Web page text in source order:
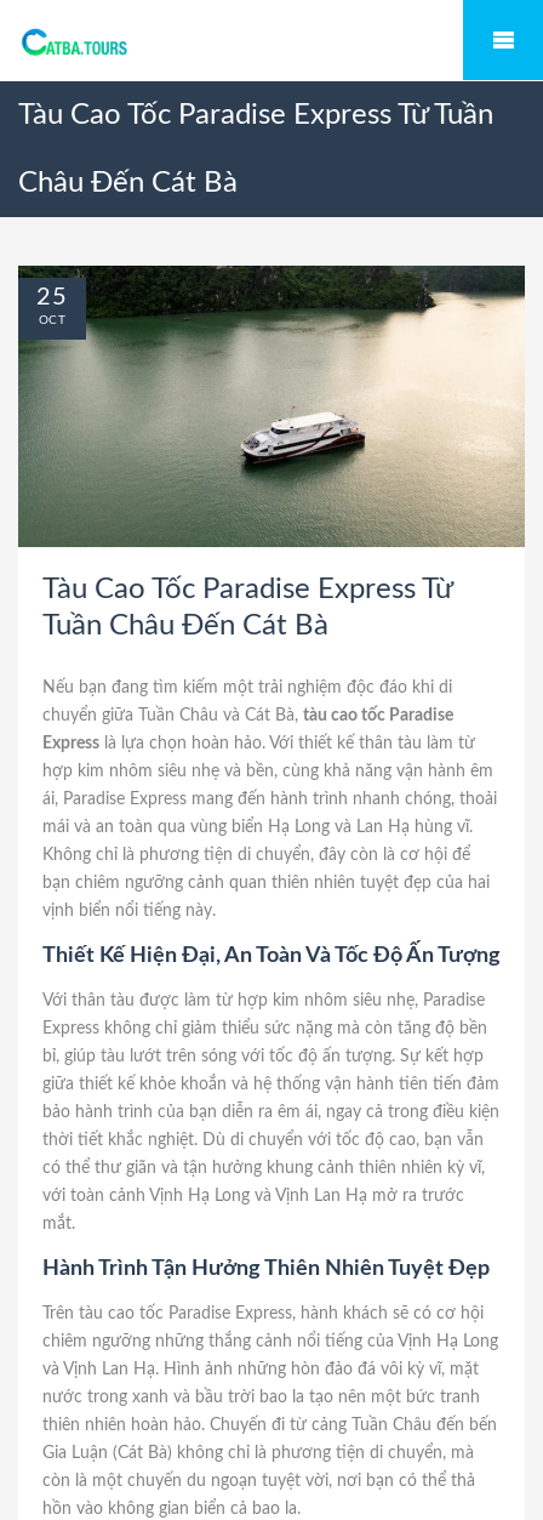
Tàu Cao Tốc Paradise Express Từ Tuần
Châu Đến Cát Bà
Tàu Cao Tốc Paradise Express Từ
Tuần Châu Đến Cát Bà
Nếu bạn đang tìm kiếm một trải nghiệm độc đáo khi di
chuyển giữa Tuần Châu và Cát Bà, tàu cao tốc Paradise
Express là lựa chọn hoàn hảo. Với thiết kế thân tàu làm từ
hợp kim nhôm siêu nhẹ và bền, cùng khả năng vận hành êm
ái, Paradise Express mang đến hành trình nhanh chóng, thoải
mái và an toàn qua vùng biển Hạ Long và Lan Hạ hùng vĩ.
Không chỉ là phương tiện di chuyển, đây còn là cơ hội để
bạn chiêm ngưỡng cảnh quan thiên nhiên tuyệt đẹp của hai
vịnh biển nổi tiếng này.
Thiết Kế Hiện Đại, An Toàn Và Tốc Độ Ấn Tượng
Với thân tàu được làm từ hợp kim nhôm siêu nhẹ, Paradise
Express không chỉ giảm thiểu sức nặng mà còn tăng độ bền
bỉ, giúp tàu lướt trên sóng với tốc độ ấn tượng. Sự kết hợp
giữa thiết kế khỏe khoắn và hệ thống vận hành tiên tiến đảm
bảo hành trình của bạn diễn ra êm ái, ngay cả trong điều kiện
thời tiết khắc nghiệt. Dù di chuyển với tốc độ cao, bạn vẫn
có thể thư giãn và tận hưởng khung cảnh thiên nhiên kỳ vĩ,
với toàn cảnh Vịnh Hạ Long và Vịnh Lan Hạ mở ra trước
mắt.
Hành Trình Tận Hưởng Thiên Nhiên Tuyệt Đẹp
Trên tàu cao tốc Paradise Express, hành khách sẽ có cơ hội
chiêm ngưỡng những thắng cảnh nổi tiếng của Vịnh Hạ Long
và Vịnh Lan Hạ. Hình ảnh những hòn đảo đá vôi kỳ vĩ, mặt
nước trong xanh và bầu trời bao la tạo nên một bức tranh
thiên nhiên hoàn hảo. Chuyến đi từ cảng Tuần Châu đến bến
Gia Luận (Cát Bà) không chỉ là phương tiện di chuyển, mà
còn là một chuyến du ngoạn tuyệt vời, nơi bạn có thể thả
hồn vào không gian biển cả bao la.
25
OCT